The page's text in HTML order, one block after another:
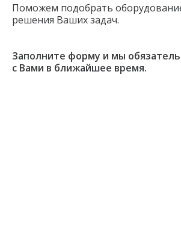
Поможем подобрать
решения Ваших задач.
Заполните форму и мы
с Вами в ближайшее время.